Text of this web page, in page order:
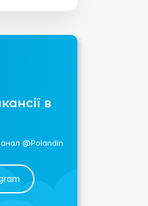
в
@Polandin